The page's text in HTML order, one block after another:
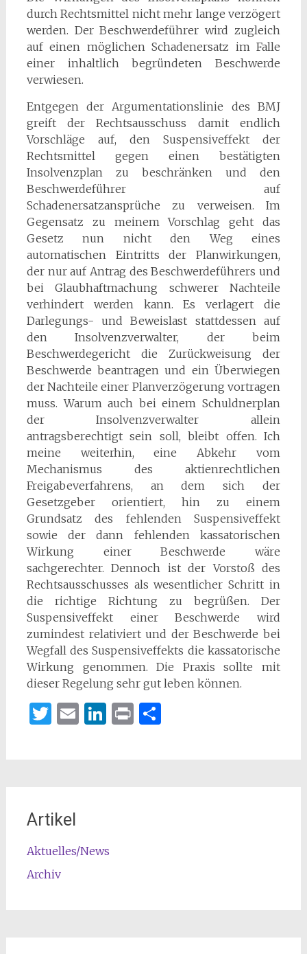
durch Rechtsmittel nicht mehr lange verzögert
werden. Der Beschwerdeführer wird zugleich
auf einen möglichen Schadenersatz im Falle
einer inhaltlich begründeten Beschwerde
verwiesen.
Entgegen der Argumentationslinie des BMJ
greift der Rechtsausschuss damit endlich
Vorschläge auf, den Suspensiveffekt der
Rechtsmittel gegen einen bestätigten
Insolvenzplan zu beschränken und den
Beschwerdeführer auf
Schadenersatzansprüche zu verweisen. Im
Gegensatz zu meinem Vorschlag geht das
Gesetz nun nicht den Weg eines
automatischen Eintritts der Planwirkungen,
der nur auf Antrag des Beschwerdeführers und
bei Glaubhaftmachung schwerer Nachteile
verhindert werden kann. Es verlagert die
Darlegungs- und Beweislast stattdessen auf
den Insolvenzverwalter, der beim
Beschwerdegericht die Zurückweisung der
Beschwerde beantragen und ein Überwiegen
der Nachteile einer Planverzögerung vortragen
muss. Warum auch bei einem Schuldnerplan
der Insolvenzverwalter allein
antragsberechtigt sein soll, bleibt offen. Ich
meine weiterhin, eine Abkehr vom
Mechanismus des aktienrechtlichen
Freigabeverfahrens, an dem sich der
Gesetzgeber orientiert, hin zu einem
Grundsatz des fehlenden Suspensiveffekt
sowie der dann fehlenden kassatorischen
Wirkung einer Beschwerde wäre
sachgerechter. Dennoch ist der Vorstoß des
Rechtsausschusses als wesentlicher Schritt in
die richtige Richtung zu begrüßen. Der
Suspensiveffekt einer Beschwerde wird
zumindest relativiert und der Beschwerde bei
Wegfall des Suspensiveffekts die kassatorische
Wirkung genommen. Die Praxis sollte mit
dieser Regelung sehr gut leben können.
Twitter
Email
LinkedIn
PrintTeilen
Artikel
Aktuelles/News
Archiv